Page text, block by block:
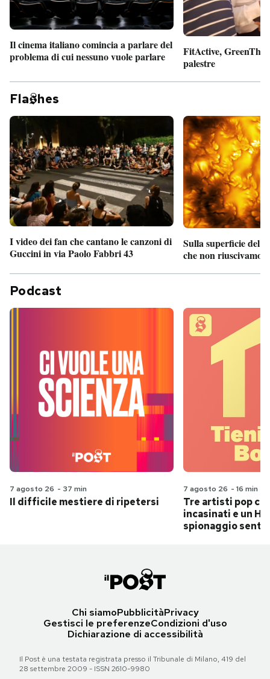
Il cinema italiano comincia a parlare del
problema di cui nessuno vuole parlare
FitActive,
palestre
Fla hes
I video dei fan che cantano le canzoni di
Guccini in via Paolo Fabbri 43
Sulla superficie del
che non riuscivamo
Podcast
7 agosto 26 - 37 min
Il difficile mestiere di ripetersi
7 agosto 26 - 16 min
Tre artisti pop
incasinati e un
spionaggio
Chi siamoPubblicitàPrivacy
Gestisci le preferenzeCondizioni d'uso
Dichiarazione di accessibilità
Il Post è una testata registrata presso il Tribunale di Milano, 419 del
28 settembre 2009 - ISSN 2610-9980